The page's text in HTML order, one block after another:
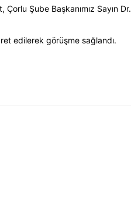
Şube Başkanımız Sayın Dr.
edilerek görüşme sağlandı.